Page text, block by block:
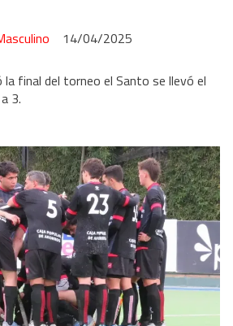
14/04/2025
final del torneo el Santo se llevó el
3.